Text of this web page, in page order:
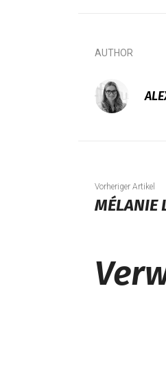
AUTHOR
Vorheriger Artikel
MÉLANIE